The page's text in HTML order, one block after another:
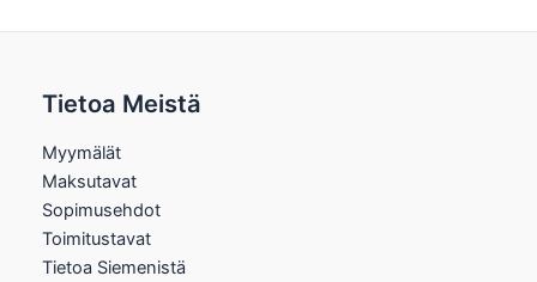
Tietoa Meistä
Myymälät
Maksutavat
Sopimusehdot
Toimitustavat
Tietoa Siemenistä